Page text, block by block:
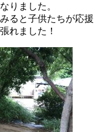
りました。
ると子供たちが応援
れました！